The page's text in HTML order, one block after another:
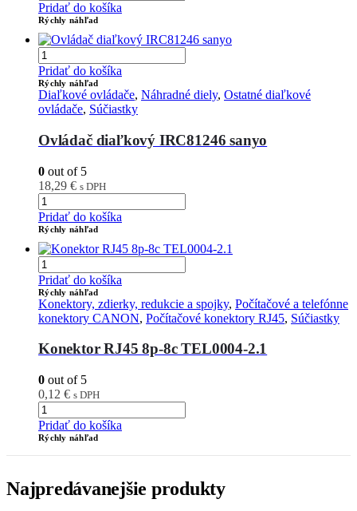
Pridať do košíka
Rýchly náhľad
Pridať do košíka
Rýchly náhľad
Diaľkové ovládače, Náhradné diely, Ostatné diaľkové
ovládače, Súčiastky
Ovládač diaľkový IRC81246 sanyo
0 out of 5
18,29 € s DPH
Pridať do košíka
Rýchly náhľad
Pridať do košíka
Rýchly náhľad
Konektory, zdierky, redukcie a spojky, Počítačové a telefónne
konektory CANON, Počítačové konektory RJ45, Súčiastky
Konektor RJ45 8p-8c TEL0004-2.1
0 out of 5
0,12 € s DPH
Pridať do košíka
Rýchly náhľad
Najpredávanejšie produkty